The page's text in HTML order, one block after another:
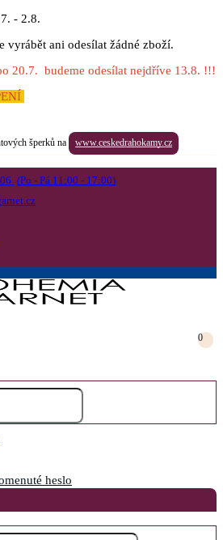
- 2.8.
vyrábět ani odesílat žádné zboží.
20.7. budeme odesílat nejdříve 13.8. !!!
šperků na www.ceskedrahokamy.cz
(Po - Pá 11:00 - 17:00)
0
heslo